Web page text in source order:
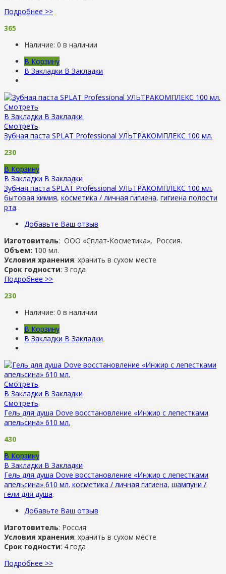
Подробнее >>
365
Наличие: 0 в наличии
В Корзину
В Закладки В Закладки
Смотреть
В Закладки В Закладки
Смотреть
Зубная паста SPLAT Professional УЛЬТРАКОМПЛЕКС 100 мл.
230
В Корзину
В Закладки В Закладки
Зубная паста SPLAT Professional УЛЬТРАКОМПЛЕКС 100 мл.
бытовая химия, косметика / личная гигиена, гигиена полости
рта.
Добавьте Ваш отзыв
Изготовитель: ООО «Сплат-Косметика», Россия.
Объем: 100 мл.
Условия хранения: хранить в сухом месте
Срок годности: 3 года
Подробнее >>
230
Наличие: 0 в наличии
В Корзину
В Закладки В Закладки
Смотреть
В Закладки В Закладки
Смотреть
Гель для душа Dove восстановление «Инжир с лепестками
апельсина» 610 мл.
430
В Корзину
В Закладки В Закладки
Гель для душа Dove восстановление «Инжир с лепестками
апельсина» 610 мл. косметика / личная гигиена, шампуни /
гели для душа.
Добавьте Ваш отзыв
Изготовитель: Россия
Условия хранения: хранить в сухом месте
Срок годности: 4 года
Подробнее >>